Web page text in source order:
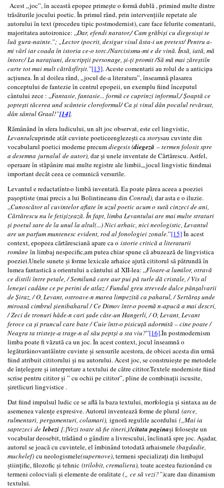
Acest „joc”, în această epopee primește o formă dublă , primind multe dintre
trăsăturile jocului poetic. În primul rând, prin intervențiile repetate ale
autorului în text (procedeu tipic postmodernist), care face felurite comentarii,
majoritatea autoironice: „Dar, efendi narator,/ Cam grăbiși cu diegesisși te
luă gura-nainte.”; „Lector ipocrit, desigur visul ăsta-i un pretext/ Pentru a-
mi vârî iar coada în istoria ce-o torc./Narcisismu-mi e de vină. Însă, iată, mă
întorc/ La narațiuni, descripții personage, și-ți promit /Să mă mai zăreștiîn
carte tot mai mult cătrăsfîrșit.”[13]. Aceste comentarii au rolul de a anticipa
acțiunea. În al doilea rând, „jocul de-a literatura”, înseamnă plasarea
conceptului de fantezie în centrul epopeii, un exemplu fiind începutul
cântului zece : „Fantasie, fantasie... formă ce cuprinzi informul,/ Șoaptă ce
șoptești tăcerea und scânteie cloroformul/ Ca și vinul dân pocalul revărsat,
dân sântul Graal!”[14].
Rămânând în sfera ludicului, un alt joc observat, este cel lingvistic,
Levantulcuprinde atât cuvinte poeticeenglezești castorysau cuvinte din
vocabularul poetici moderne precumdiegesis (diegeză – termen folosit spre
a desemna jurnalul de autor), dar și unele inventate de Cărtărescu. Astfel,
operaare în stăpânire mai multe registre ale limbii,„jocul lingvistic fiindmai
important decât ceea ce comunică versurile.
Levantul e redactatîntr-o limbă inventată. Ea poate părea aceea a poeziei
pașoptiste (mai precis a lui Bolintineanu din Conrad), dar asta e o iluzie.
„Cunoscător al cuvintelor aflate în uzul poetic acum o sută cinzeci de ani,
Cărtărescu nu le fetișizează. În fapt, limba Levantului are mai multe straturi
și poetul sare de la unul la altul(...) Nici arhaic, nici neologistic, Levantul
are un parfum muntenesc evident, rod al fonologiei zonale.”[15]În acest
context, epopeea cărtăresciană apare ca o istorie critică a literaturii
române în limbaj nespecific,am putea chiar spune că abuzează de lingvistica
poeziei.Unele sunete și forme lexicale arhaice ajută cititorul să pătrundă în
lumea fantastică a orientului a cântului al XII-lea: „Floare-a lumilor, otravă
ce distili între petale, / Semilună care aur pui pă turle dă cristale, / Vis al
leneşei cadâne ce pe perini de atlaz / Fundul greu strevede dulce pânşalvarii
de Şiraz, / O, Levant, ostroave-n marea limpezită ca paharul, / Sertăraş unde
miroasă cimbrul șienibaharul / Ce Dimov într-o poemă n-apucă a mai descri,
/ Zeci de tronuri hâde-n cari şade câte-un Hangerlí, / O, Levant, Levant
feroce ca și pruncul care bate / Cuie într-o pisicuţă adormită – cine poate /
Neagra ta tristeţe-a trage-n al său peptși a sta viu?”[16].În postmodernism
limba poate fi văzută ca un joc. În acest context, jocul înseamnă o
legăturăinovantăîntre cuvinte și sensurile acestora, de obicei acesta din urmă
fiind atribuit cititorului și nu autorului. Acest joc, se construiește pe metodele
de înțelegere și interpretare a textului de către cititor.Textele moderniste fiind
scrise pentru cititor și ” cu ochii pe cititor”, pline de combinații iscusite,
șiretlicuri lingvistice .
Dat fiind impulsul ludic ce se află la baza textului, morfologia și sintaxa au de
asemenea valențe expresive. Autorul inventează forme de plural (arce,
rulmentari, pergamenturi, colamari), ignoră regulile acordului („Mai ia
saptezeci de lebezi [.]Vezi toate să fie tineri,)!citata paginași folosește un
vocabular deosebit, trădând o gândire a livrescului, înclinată spre joc. Așadar,
autorul se joacă cu cuvintele, el îmbinând totodată arhaismele(bagdadie,
muchelef) cu neologismele(supernove), termeni specializați din limbajul
științific, filozofic și tehnic (trilobit, cremaliera), toate acestea fuzionând cu
termeni colocviali și elemente de oralitate(„ ce să vezi?”)care dau dinamism
textului.